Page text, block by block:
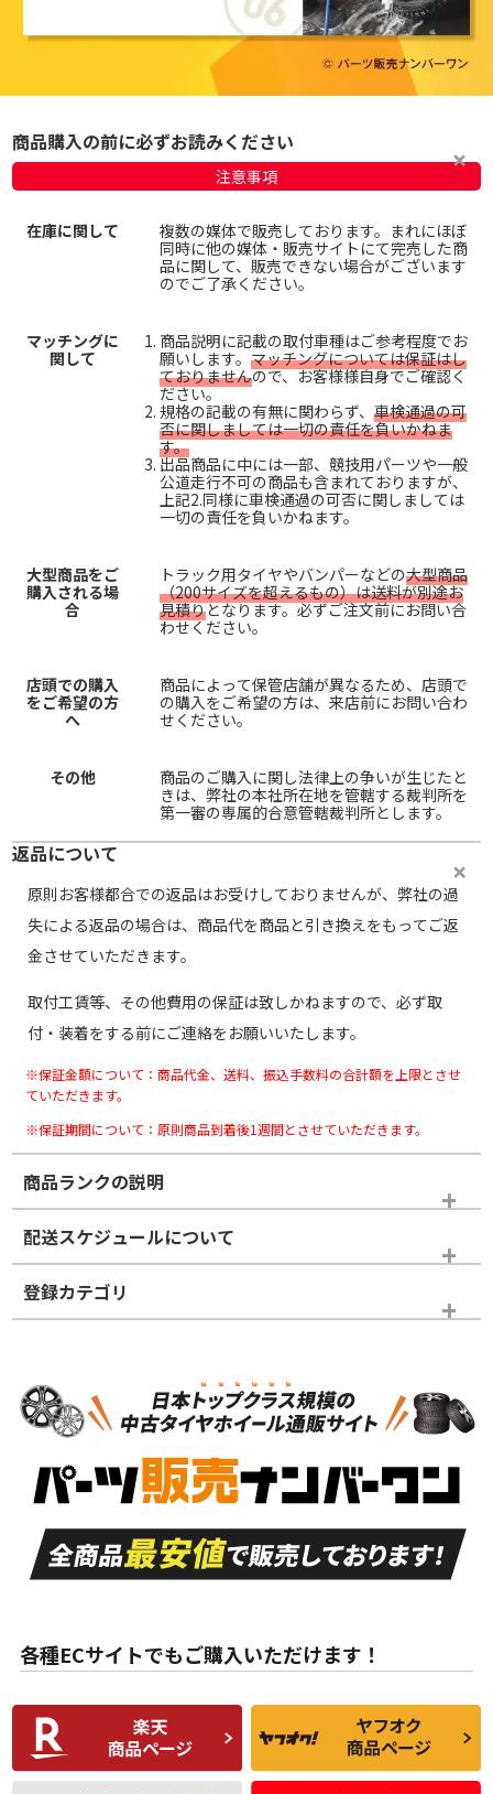
商品購入の前に必ずお読みください
注意事項
在庫に関して
複数の媒体で販売しております。まれにほぼ
同時に他の媒体・販売サイトにて完売した商
品に関して、販売できない場合がございます
のでご了承ください。
マッチングに
関して
商品説明に記載の取付車種はご参考程度でお
願いします。 マッチングについては保証はし
ておりませんので、お客様様自身でご確認く
ださい。
規格の記載の有無に関わらず、 車検通過の可
否に関しましては一切の責任を負いかねま
す。
出品商品に中には一部、競技用パーツや一般
公道走行不可の商品も含まれておりますが、
上記2.同様に車検通過の可否に関しましては
一切の責任を負いかねます。
大型商品をご
購入される場
合
トラック用タイヤやバンパーなどの大型商品
（200サイズを超えるもの）は送料が別途お
見積りとなります。必ずご注文前にお問い合
わせください。
店頭での購入
をご希望の方
へ
商品によって保管店舗が異なるため、店頭で
の購入をご希望の方は、来店前にお問い合わ
せください。
その他
商品のご購入に関し法律上の争いが生じたと
きは、弊社の本社所在地を管轄する裁判所を
第一審の専属的合意管轄裁判所とします。
返品について
原則お客様都合での返品はお受けしておりませんが、弊社の過
失による返品の場合は、商品代を商品と引き換えをもってご返
金させていただきます。
取付工賃等、その他費用の保証は致しかねますので、必ず取
付・装着をする前にご連絡をお願いいたします。
※保証金額について：商品代金、送料、振込手数料の合計額を上限とさせ
ていただきます。
※保証期間について：原則商品到着後1週間とさせていただきます。
商品ランクの説明
※商品ランクは出品者の主観により判断しておりますので、あら
かじめご了承ください。
ホイールランク
S
品）
S
新車外し品（新古
付き
A
走行距離も少なく、
目立つ傷もほとんど
ない中古品
A
走行距離も少なく、
非常に状態の良い中
古品
な中古品
んどない中古品
C
比較的きれいな中古
品
C
られるが、使用に問
題のない中古品
使用感や目立つ傷が
残り溝も少なく、偏
配送スケジュールについて
登録カテゴリ
スタッドレスタイヤホイールセット
各種ECサイトでもご購入いただけます！